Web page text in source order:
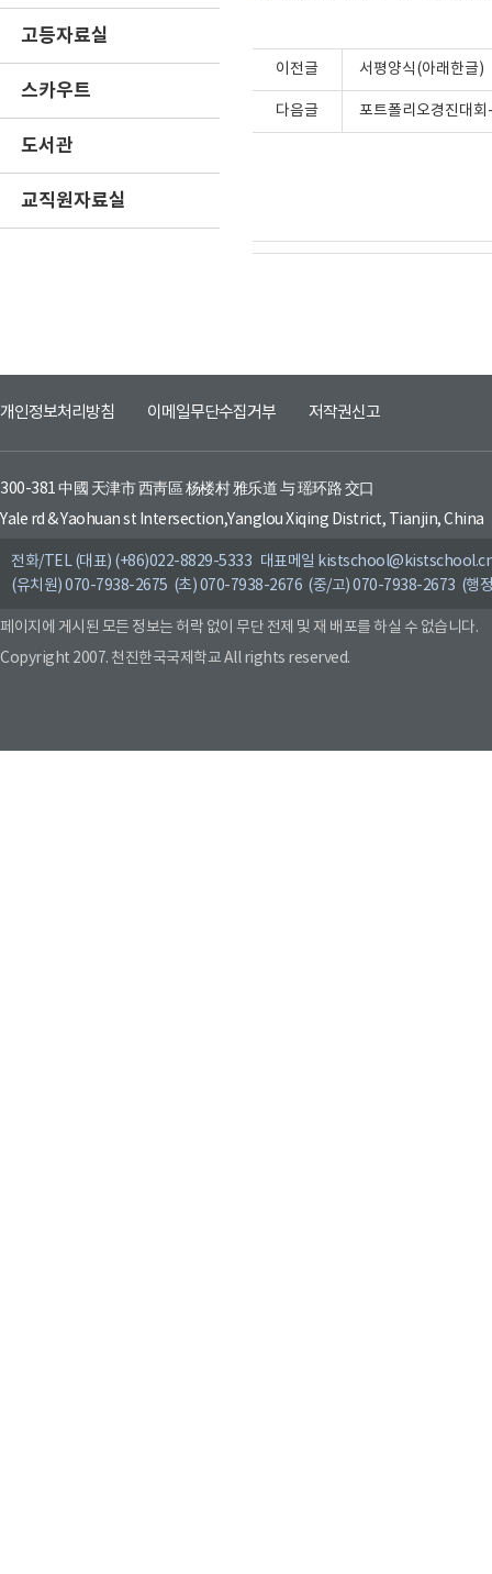
고등자료실
스카우트
도서관
교직원자료실
이전글 서평양식(아래한글)
다음글 포트폴리오경진대
개인정보처리방침 이메일무단수집거부 저작권신고
300-381 中國 天津市 西靑區 杨楼村 雅乐道 与 瑶环路 交口
Yale rd & Yaohuan st Intersection,Yanglou Xiqing District, Tianjin, China
전화/TEL (대표) (+86)022-8829-5333 대표메일
(유치원) 070-7938-2675 (초) 070-7938-2676 (중/고) 070-7938-2673 (행
페이지에 게시된 모든 정보는 허락 없이 무단 전제 및 재 배포를 하실 수 없습니다.
Copyright 2007. 천진한국국제학교 All rights reserved.